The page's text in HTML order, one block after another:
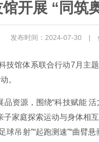
开展 “同筑
发布时间：2024-07-30 |
技馆体系联合行动7月主
。
资源，围绕“科技赋能
子家庭探索运动与身体相
球吊射”“起跑测速”“曲臂